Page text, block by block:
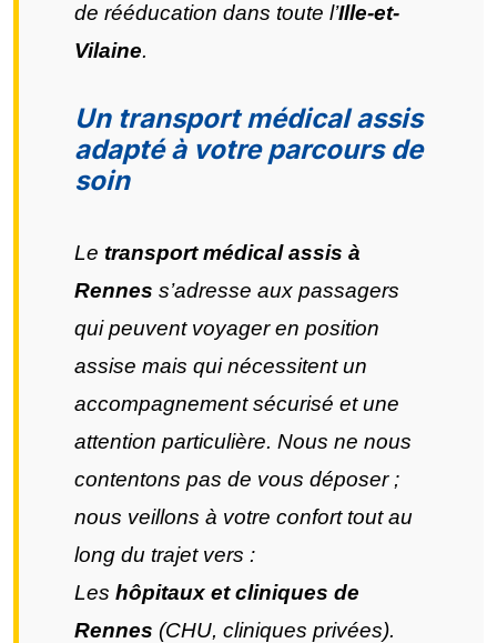
de rééducation dans toute l’Ille-et-
Vilaine.
Un transport médical assis
adapté à votre parcours de
soin
Le transport médical assis à
Rennes s’adresse aux passagers
qui peuvent voyager en position
assise mais qui nécessitent un
accompagnement sécurisé et une
attention particulière. Nous ne nous
contentons pas de vous déposer ;
nous veillons à votre confort tout au
long du trajet vers :
Les hôpitaux et cliniques de
Rennes (CHU, cliniques privées).